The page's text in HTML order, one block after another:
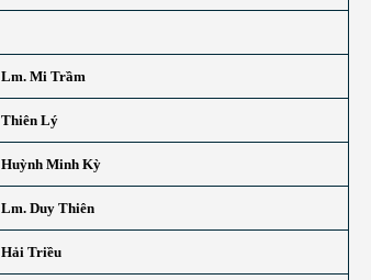
Lm. Mi Trầm
Thiên Lý
Huỳnh Minh Kỳ
Lm. Duy Thiên
Hải Triều